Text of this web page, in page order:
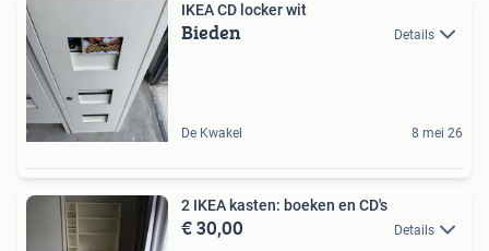
IKEA CD locker wit
Bieden Details
De Kwakel 8 mei 26
2 IKEA kasten: boeken en CD's
€ 30,00 Details